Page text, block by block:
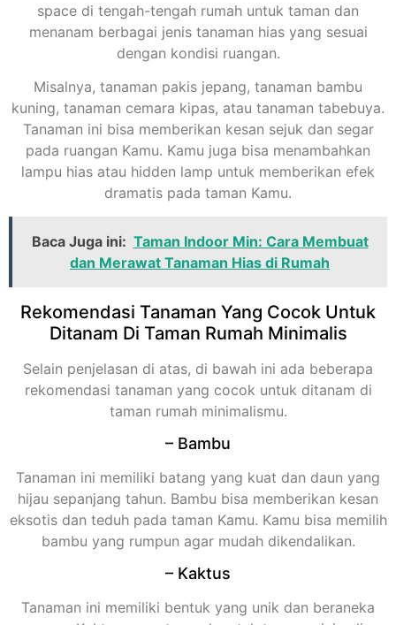
space di tengah-tengah rumah untuk taman dan
menanam berbagai jenis tanaman hias yang sesuai
dengan kondisi ruangan.
Misalnya, tanaman pakis jepang, tanaman bambu
kuning, tanaman cemara kipas, atau tanaman tabebuya.
Tanaman ini bisa memberikan kesan sejuk dan segar
pada ruangan Kamu. Kamu juga bisa menambahkan
lampu hias atau hidden lamp untuk memberikan efek
dramatis pada taman Kamu.
Baca Juga ini: Taman Indoor Min: Cara Membuat
dan Merawat Tanaman Hias di Rumah
Rekomendasi Tanaman Yang Cocok Untuk
Ditanam Di Taman Rumah Minimalis
Selain penjelasan di atas, di bawah ini ada beberapa
rekomendasi tanaman yang cocok untuk ditanam di
taman rumah minimalismu.
– Bambu
Tanaman ini memiliki batang yang kuat dan daun yang
hijau sepanjang tahun. Bambu bisa memberikan kesan
eksotis dan teduh pada taman Kamu. Kamu bisa memilih
bambu yang rumpun agar mudah dikendalikan.
– Kaktus
Tanaman ini memiliki bentuk yang unik dan beraneka